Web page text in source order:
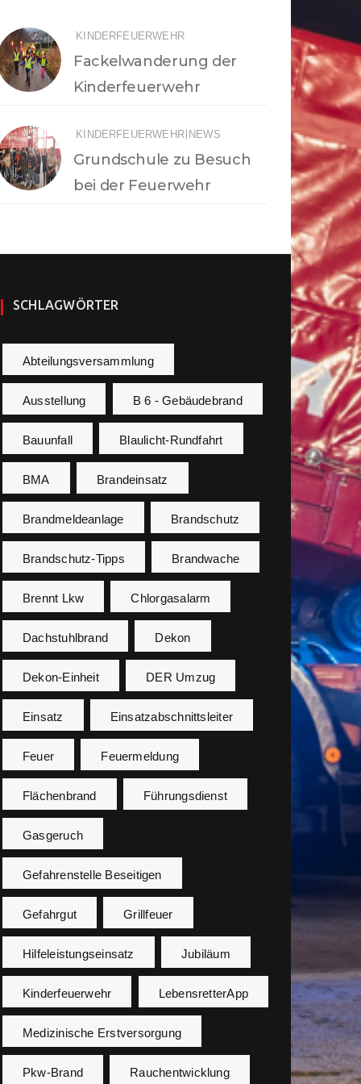
KINDERFEUERWEHR
Fackelwanderung der
Kinderfeuerwehr
KINDERFEUERWEHR| NEWS
Grundschule zu Besuch
bei der Feuerwehr
SCHLAGWÖRTER
Abteilungsversammlung
Ausstellung B 6 - Gebäudebrand
Bauunfall Blaulicht-Rundfahrt
BMA Brandeinsatz
Brandmeldeanlage Brandschutz
Brandschutz-Tipps Brandwache
Brennt Lkw Chlorgasalarm
Dachstuhlbrand Dekon
Dekon-Einheit DER Umzug
Einsatz Einsatzabschnittsleiter
Feuer Feuermeldung
Flächenbrand Führungsdienst
Gasgeruch
Gefahrenstelle Beseitigen
Gefahrgut Grillfeuer
Hilfeleistungseinsatz Jubiläum
Kinderfeuerwehr LebensretterApp
Medizinische Erstversorgung
Pkw-Brand Rauchentwicklung